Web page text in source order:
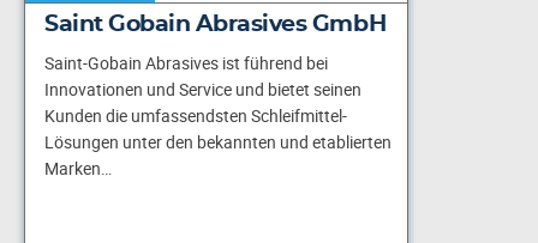
Saint Gobain Abrasives GmbH
Saint-Gobain Abrasives ist führend bei
Innovationen und Service und bietet seinen
Kunden die umfassendsten Schleifmittel-
Lösungen unter den bekannten und etablierten
Marken…